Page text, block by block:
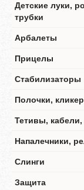
Детские луки,
трубки
Арбалеты
Прицелы
Стабилизаторы
Полочки,
Тетивы,
Напалечники,
Слинги
Защита